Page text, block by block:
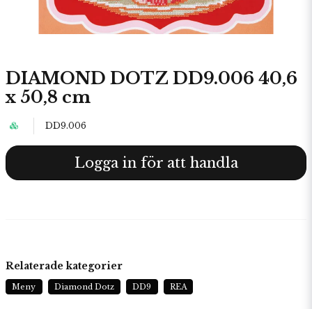
DIAMOND DOTZ DD9.006 40,6
x 50,8 cm
DD9.006
Logga in för att handla
Relaterade kategorier
Meny Diamond Dotz DD9 REA